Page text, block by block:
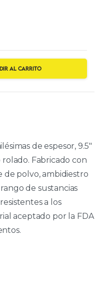
al carrito
de espesor, 9.5″
Fabricado con
de polvo, ambidiestro
de sustancias
a los
aceptado por la FDA